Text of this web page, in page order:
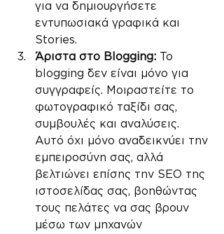
για να δημιουργήσετε
εντυπωσιακά γραφικά και
Stories.
Άριστα στο Blogging: Το
blogging δεν είναι μόνο για
συγγραφείς. Μοιραστείτε το
φωτογραφικό ταξίδι σας,
συμβουλές και αναλύσεις.
Αυτό όχι μόνο αναδεικνύει την
εμπειροσύνη σας, αλλά
βελτιώνει επίσης την SEO της
ιστοσελίδας σας, βοηθώντας
τους πελάτες να σας βρουν
μέσω των μηχανών